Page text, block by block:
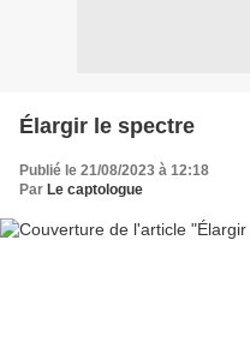
Élargir le spectre
Publié le 21/08/2023 à 12:18
Par Le captologue